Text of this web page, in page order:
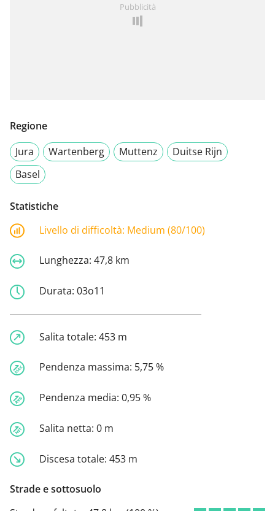
Pubblicità
Regione
Jura
Wartenberg Muttenz
Duitse Rijn
Basel
Statistiche
Livello di difficoltà: Medium (80/100)
Lunghezza: 47,8 km
Durata: 03o11
Salita totale: 453 m
Pendenza massima: 5,75 %
Pendenza media: 0,95 %
Salita netta: 0 m
Discesa totale: 453 m
Strade e sottosuolo